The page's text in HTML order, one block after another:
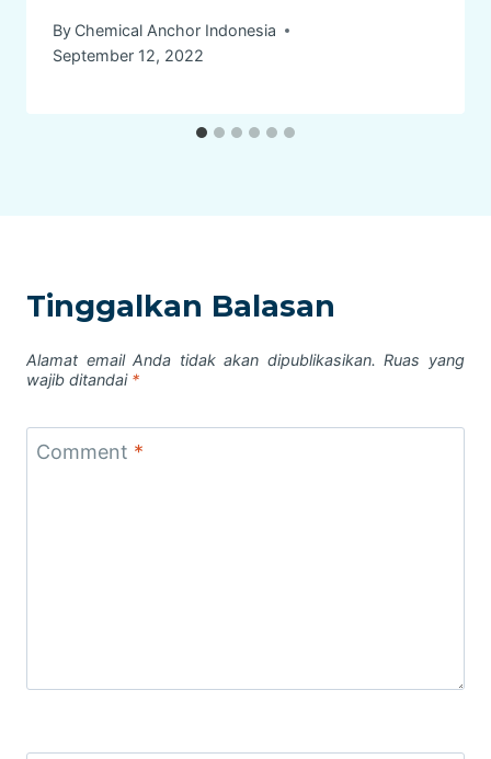
By Chemical Anchor Indonesia
September 12, 2022
Tinggalkan Balasan
Alamat email Anda tidak akan dipublikasikan. Ruas yang
wajib ditandai *
Comment *